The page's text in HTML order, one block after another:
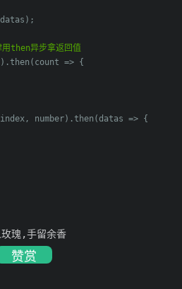
datas );
then异步拿返回值
then ( count => {
index , number).then (datas => {
玫瑰,手留余香
赞赏